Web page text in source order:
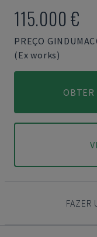
115.000 €
PREÇO GINDUMAC
(Ex works)
OBTER
FAZER